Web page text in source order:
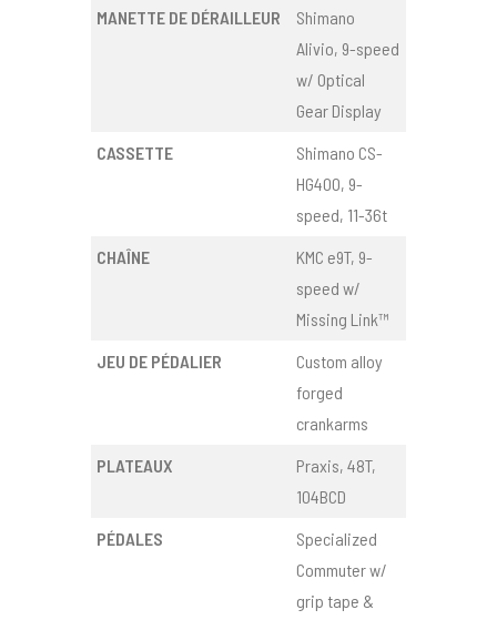
MANETTE DE DÉRAILLEUR
Shimano
Alivio, 9-speed
w/ Optical
Gear Display
CASSETTE
Shimano CS-
HG400, 9-
speed, 11-36t
CHAÎNE
KMC e9T, 9-
speed w/
Missing Link™
JEU DE PÉDALIER
Custom alloy
forged
crankarms
PLATEAUX
Praxis, 48T,
104BCD
PÉDALES
Specialized
Commuter w/
grip tape &